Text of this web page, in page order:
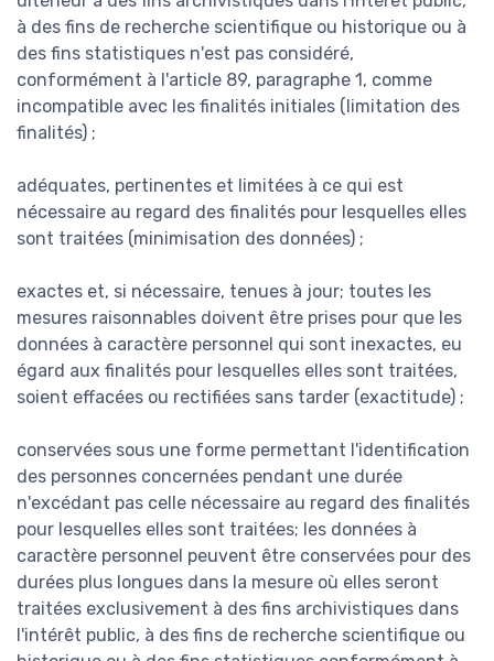
à des fins de recherche scientifique ou historique ou à
des fins statistiques n'est pas considéré,
conformément à l'article 89, paragraphe 1, comme
incompatible avec les finalités initiales (limitation des
finalités) ;
adéquates, pertinentes et limitées à ce qui est
nécessaire au regard des finalités pour lesquelles elles
sont traitées (minimisation des données) ;
exactes et, si nécessaire, tenues à jour; toutes les
mesures raisonnables doivent être prises pour que les
données à caractère personnel qui sont inexactes, eu
égard aux finalités pour lesquelles elles sont traitées,
soient effacées ou rectifiées sans tarder (exactitude) ;
conservées sous une forme permettant l'identification
des personnes concernées pendant une durée
n'excédant pas celle nécessaire au regard des finalités
pour lesquelles elles sont traitées; les données à
caractère personnel peuvent être conservées pour des
durées plus longues dans la mesure où elles seront
traitées exclusivement à des fins archivistiques dans
l'intérêt public, à des fins de recherche scientifique ou